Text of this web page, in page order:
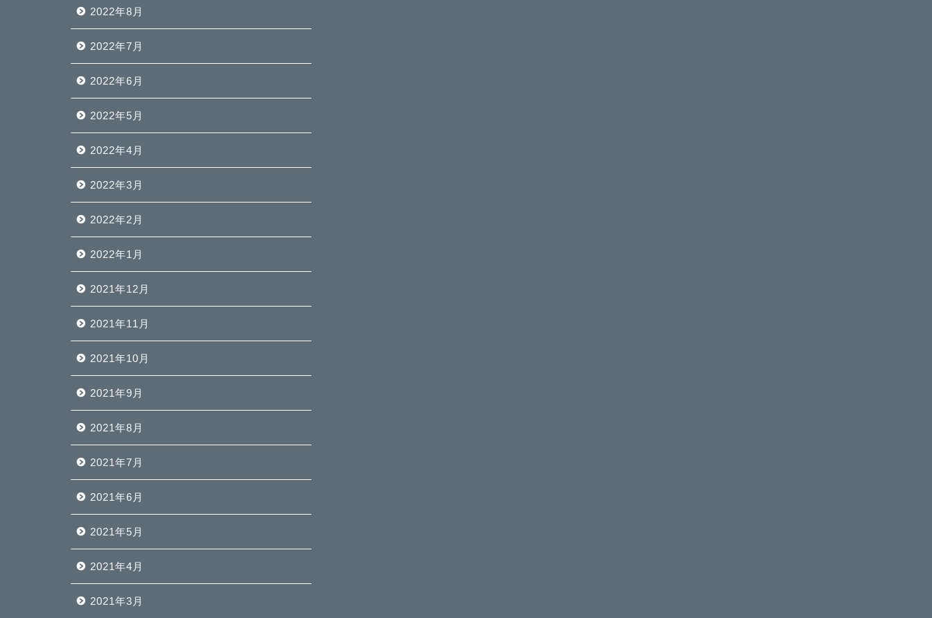
2022年8月
2022年7月
2022年6月
2022年5月
2022年4月
2022年3月
2022年2月
2022年1月
2021年12月
2021年11月
2021年10月
2021年9月
2021年8月
2021年7月
2021年6月
2021年5月
2021年4月
2021年3月